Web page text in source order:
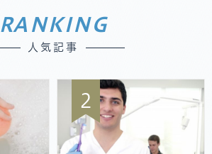
RANKING
人気記事
2